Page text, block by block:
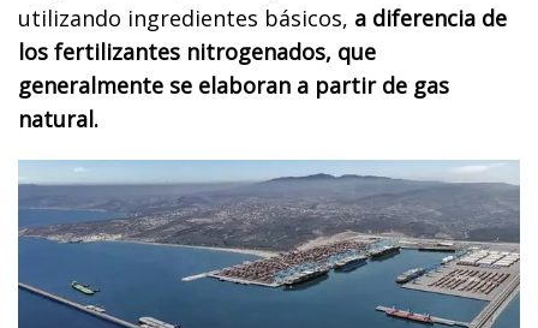
utilizando ingredientes básicos, a diferencia de
los fertilizantes nitrogenados, que
generalmente se elaboran a partir de gas
natural.